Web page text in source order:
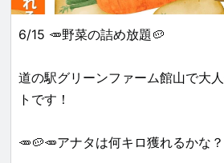
是閃耀的枝條隨風搖曳……真是令人
當然，祭典怎能少了美味的小吃？
嫩，令人一吃就停不下來🥔😋
非常感謝所有工作人員和主辦單位
7月30日(水)18:52～18:33 ココス
7月31日(木)18:51～18:32 たてやま
8月1日(金)18:51～18:31 市民運動
8月2日(土)18:50～18:30 開成学園
6/15 🥕野菜の詰め放題🥔
道の駅グリーンファーム館山で大
トです！
🥕🥔🥕アナタは何キロ獲れるかな